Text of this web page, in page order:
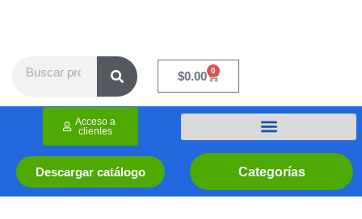
$0.00 0
Cart
Categorías
Descargar catálogo
Acceso a
clientes